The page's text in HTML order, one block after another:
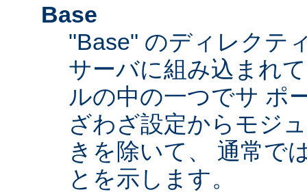
Base
"Base" のディレクテ
サーバに組み込まれ
ルの中の一つでサ ポ
ざわざ設定からモジ
きを除いて、 通常で
とを示します。